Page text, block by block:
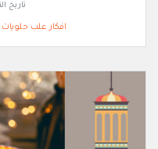
تاريخ
افكار علب